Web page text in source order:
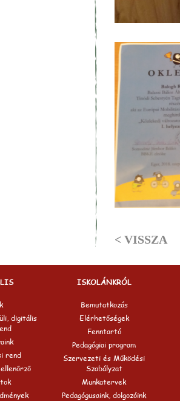
< VISSZA
digitális
rend
ISKOLÁNKRÓL
Bemutatkozás
Elérhetőségek
Fenntartó
Pedagógiai program
Szervezeti és Működési
Szabályzat
Munkatervek
Pedagógusaink, dolgozóink